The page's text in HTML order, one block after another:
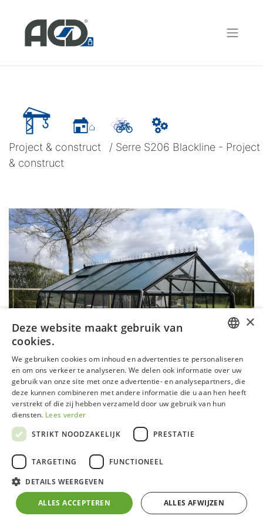
Project & construct / Serre S206 Blackline - Project
& construct
Serre S206 Blackline - Project &
construct
Aluminium frame zwart gecoat (RAL 9005) met
GERMAN
FRENCH
×
Deze website maakt gebruik van
cookies.
We gebruiken cookies om inhoud en advertenties te personaliseren
en om ons verkeer te analyseren. We delen ook informatie over uw
gebruik van onze site met onze advertentie- en analysepartners, die
deze kunnen combineren met andere informatie die u aan hen heeft
verstrekt of die zij hebben verzameld door uw gebruik van hun
diensten. Lees verder
STRIKT NOODZAKELIJK
PRESTATIE
TARGETING FUNCTIONEEL
DETAILS WEERGEVEN
ALLES ACCEPTEREN ALLES AFWIJZEN